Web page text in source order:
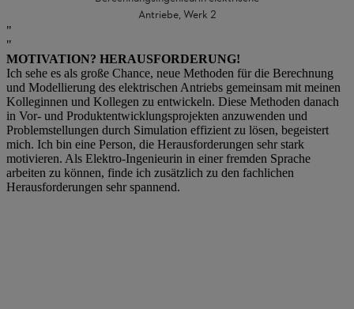
Antriebe, Werk 2
MOTIVATION? HERAUSFORDERUNG!
Ich sehe es als große Chance, neue Methoden für die Berechnung
und Modellierung des elektrischen Antriebs gemeinsam mit meinen
Kolleginnen und Kollegen zu entwickeln. Diese Methoden danach
in Vor- und Produktentwicklungsprojekten anzuwenden und
Problemstellungen durch Simulation effizient zu lösen, begeistert
mich. Ich bin eine Person, die Herausforderungen sehr stark
motivieren. Als Elektro-Ingenieurin in einer fremden Sprache
arbeiten zu können, finde ich zusätzlich zu den fachlichen
Herausforderungen sehr spannend.